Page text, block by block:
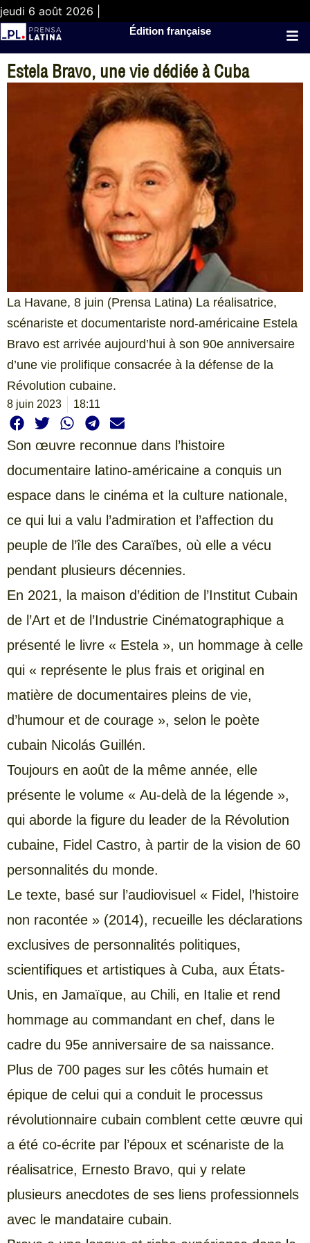
jeudi 6 août 2026 |
Édition française
Estela Bravo, une vie dédiée à Cuba
La Havane, 8 juin (Prensa Latina) La réalisatrice,
scénariste et documentariste nord-américaine Estela
Bravo est arrivée aujourd’hui à son 90e anniversaire
d’une vie prolifique consacrée à la défense de la
Révolution cubaine.
8 juin 2023 18:11
Son œuvre reconnue dans l’histoire
documentaire latino-américaine a conquis un
espace dans le cinéma et la culture nationale,
ce qui lui a valu l’admiration et l’affection du
peuple de l’île des Caraïbes, où elle a vécu
pendant plusieurs décennies.
En 2021, la maison d’édition de l’Institut Cubain
de l’Art et de l’Industrie Cinématographique a
présenté le livre « Estela », un hommage à celle
qui « représente le plus frais et original en
matière de documentaires pleins de vie,
d’humour et de courage », selon le poète
cubain Nicolás Guillén.
Toujours en août de la même année, elle
présente le volume « Au-delà de la légende »,
qui aborde la figure du leader de la Révolution
cubaine, Fidel Castro, à partir de la vision de 60
personnalités du monde.
Le texte, basé sur l’audiovisuel « Fidel, l’histoire
non racontée » (2014), recueille les déclarations
exclusives de personnalités politiques,
scientifiques et artistiques à Cuba, aux États-
Unis, en Jamaïque, au Chili, en Italie et rend
hommage au commandant en chef, dans le
cadre du 95e anniversaire de sa naissance.
Plus de 700 pages sur les côtés humain et
épique de celui qui a conduit le processus
révolutionnaire cubain comblent cette œuvre qui
a été co-écrite par l’époux et scénariste de la
réalisatrice, Ernesto Bravo, qui y relate
plusieurs anecdotes de ses liens professionnels
avec le mandataire cubain.